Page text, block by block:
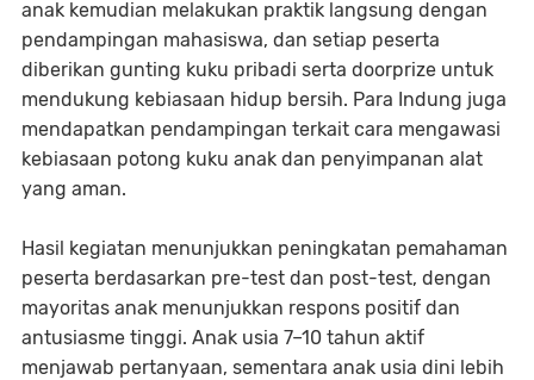
anak kemudian melakukan praktik langsung dengan
pendampingan mahasiswa, dan setiap peserta
diberikan gunting kuku pribadi serta doorprize untuk
mendukung kebiasaan hidup bersih. Para Indung juga
mendapatkan pendampingan terkait cara mengawasi
kebiasaan potong kuku anak dan penyimpanan alat
yang aman.
Hasil kegiatan menunjukkan peningkatan pemahaman
peserta berdasarkan pre-test dan post-test, dengan
mayoritas anak menunjukkan respons positif dan
antusiasme tinggi. Anak usia 7–10 tahun aktif
menjawab pertanyaan, sementara anak usia dini lebih